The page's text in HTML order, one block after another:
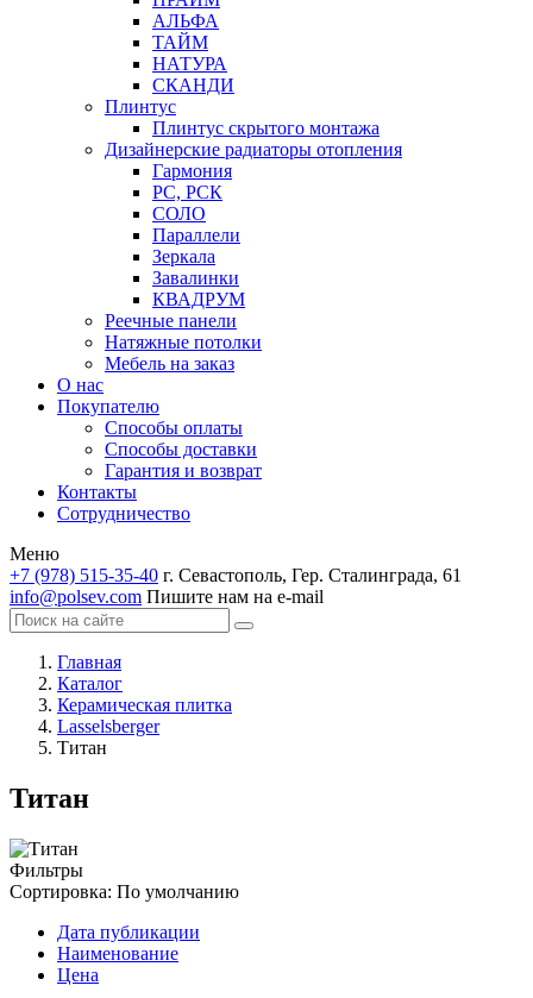
АЛЬФА
ТАЙМ
НАТУРА
СКАНДИ
Плинтус
Плинтус скрытого монтажа
Дизайнерские радиаторы отопления
Гармония
РС, РСК
СОЛО
Параллели
Зеркала
Завалинки
КВАДРУМ
Реечные панели
Натяжные потолки
Мебель на заказ
О нас
Покупателю
Способы оплаты
Способы доставки
Гарантия и возврат
Контакты
Сотрудничество
Меню
+7 (978) 515-35-40 г. Севастополь, Гер. Сталинграда, 61
info@polsev.com Пишите нам на e-mail
Главная
Каталог
Керамическая плитка
Lasselsberger
Титан
Титан
Фильтры
Сортировка: По умолчанию
Дата публикации
Наименование
Цена